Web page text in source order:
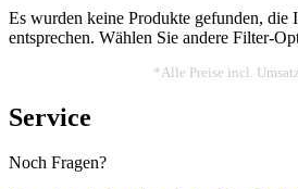
Es wurden keine Produkte gefunden, die
entsprechen. Wählen Sie andere Filter-
*Alle Preise incl.
Service
Noch Fragen?